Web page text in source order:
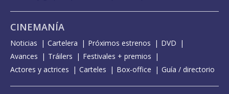
CINEMANÍA
Noticias Cartelera Próximos estrenos
DVD
Avances
Tráilers
Festivales + premios
Actores y actrices
Carteles Box-office Guía / directorio